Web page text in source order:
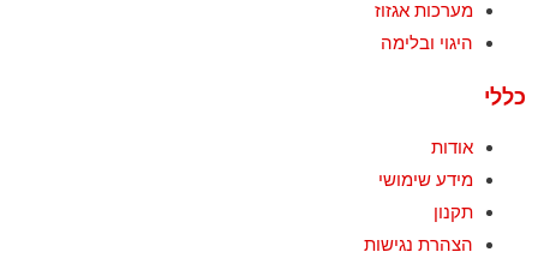
מערכות אגזוז
היגוי ובלימה
כללי
אודות
מידע שימושי
תקנון
הצהרת נגישות